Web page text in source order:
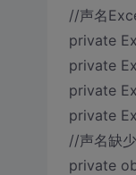
//声名
private
private
private
private
//声名缺
private